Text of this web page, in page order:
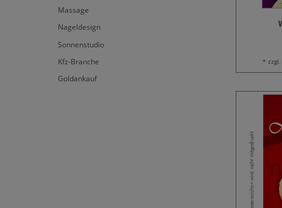
Massage
Nageldesign
Sonnenstudio
Kfz-Branche
Goldankauf
* zzgl.